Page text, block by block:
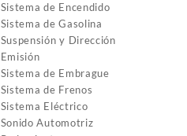
Sistema de Encendido
Sistema de Gasolina
Suspensión y Dirección
Emisión
Sistema de Embrague
Sistema de Frenos
Sistema Eléctrico
Sonido Automotriz